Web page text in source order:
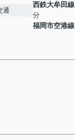
通
西鉄大牟田線
分
福岡市空港線